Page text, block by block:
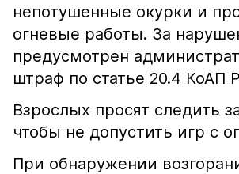
непотушенные окурки и
огневые работы. За
предусмотрен
штраф по статье 20.4 КоАП
Взрослых просят следить
чтобы не допустить игр с
При обнаружении